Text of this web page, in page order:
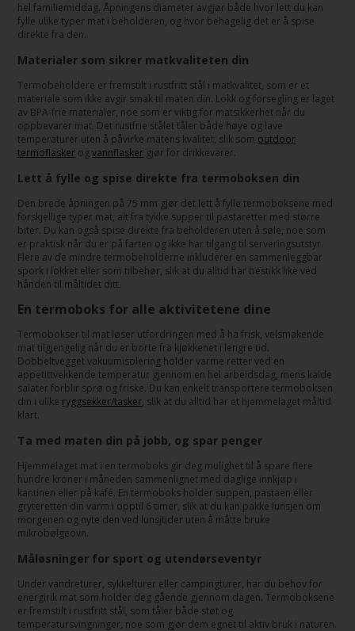
hel familiemiddag. Åpningens diameter avgjør både hvor lett du kan
fylle ulike typer mat i beholderen, og hvor behagelig det er å spise
direkte fra den.
Materialer som sikrer matkvaliteten din
Termobeholdere er fremstilt i rustfritt stål i matkvalitet, som er et
materiale som ikke avgir smak til maten din. Lokk og forsegling er laget
av BPA-frie materialer, noe som er viktig for matsikkerhet når du
oppbevarer mat. Det rustfrie stålet tåler både høye og lave
temperaturer uten å påvirke matens kvalitet, slik som outdoor
termoflasker ogvannflasker gjør for drikkevarer.
Lett å fylle og spise direkte fra termoboksen din
Den brede åpningen på 75 mm gjør det lett å fylle termoboksene med
forskjellige typer mat, alt fra tykke supper til pastaretter med større
biter. Du kan også spise direkte fra beholderen uten å søle, noe som
er praktisk når du er på farten og ikke har tilgang til serveringsutstyr.
Flere av de mindre termobeholderne inkluderer en sammenleggbar
spork i lokket eller som tilbehør, slik at du alltid har bestikk like ved
hånden til måltidet ditt.
En termoboks for alle aktivitetene dine
Termobokser til mat løser utfordringen med å ha frisk, velsmakende
mat tilgjengelig når du er borte fra kjøkkenet i lengre tid.
Dobbeltvegget vakuumisolering holder varme retter ved en
appetittvekkende temperatur gjennom en hel arbeidsdag, mens kalde
salater forblir sprø og friske. Du kan enkelt transportere termoboksen
din i ulike ryggsekker/tasker, slik at du alltid har et hjemmelaget måltid
klart.
Ta med maten din på jobb, og spar penger
Hjemmelaget mat i en termoboks gir deg mulighet til å spare flere
hundre kroner i måneden sammenlignet med daglige innkjøp i
kantinen eller på kafé. En termoboks holder suppen, pastaen eller
gryteretten din varm i opptil 6 timer, slik at du kan pakke lunsjen om
morgenen og nyte den ved lunsjtider uten å måtte bruke
mikrobølgeovn.
Måløsninger for sport og utendørseventyr
Under vandreturer, sykkelturer eller campingturer, har du behov for
energirik mat som holder deg gående gjennom dagen. Termoboksene
er fremstilt i rustfritt stål, som tåler både støt og
temperatursvingninger, noe som gjør dem egnet til aktiv bruk i naturen.